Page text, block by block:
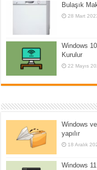
Bulaşık
28 Mart
Windows
Kurulur
22 Mayıs
Windows
yapılır
18 Aralık
Windows